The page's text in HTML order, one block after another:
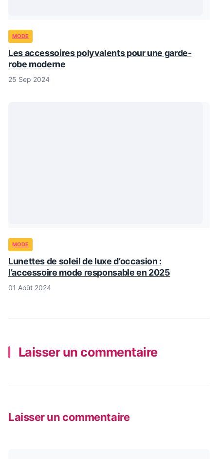
MODE
Les accessoires polyvalents pour une garde-
robe moderne
25 Sep 2024
MODE
Lunettes de soleil de luxe d’occasion :
l’accessoire mode responsable en 2025
01 Août 2024
Laisser un commentaire
Laisser un commentaire